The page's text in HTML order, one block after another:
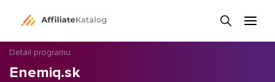
Detail programu
Enemiq.sk